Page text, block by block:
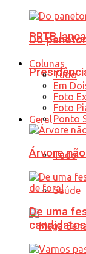
PRTB
Geral
Tudo
Saúde
Do
Colunas
Tudo
Em
Foto
Foto
Ponto
Árvore
De uma